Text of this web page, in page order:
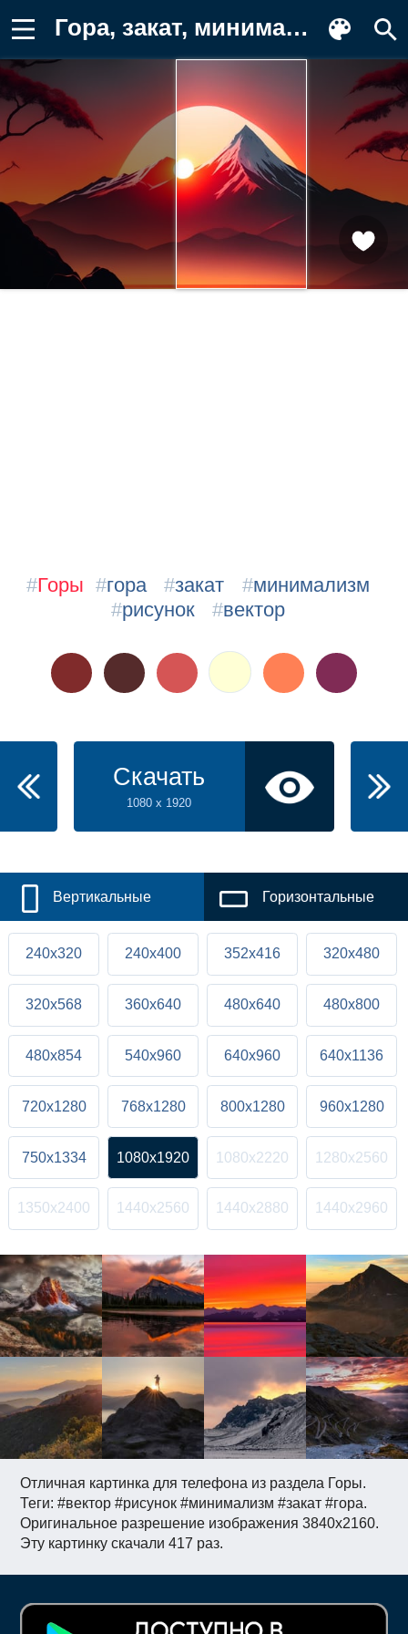
Гора, закат, минимализм, рисунок, вектор Фотография
Отличная картинка для телефона из раздела Горы.
Теги: #вектор #рисунок #минимализм #закат #гора.
Оригинальное разрешение изображения 3840x2160.
Эту картинку скачали 417 раз.
#Горы #гора #закат #минимализм
#рисунок #вектор
Скачать
1080 x 1920
Вертикальные Горизонтальные
240x320 240x400 352x416 320x480
320x568 360x640 480x640 480x800
480x854 540x960 640x960 640x1136
720x1280 768x1280 800x1280 960x1280
750x1334 1080x1920 1080x2220 1280x2560
1350x2400 1440x2560 1440x2880 1440x2960